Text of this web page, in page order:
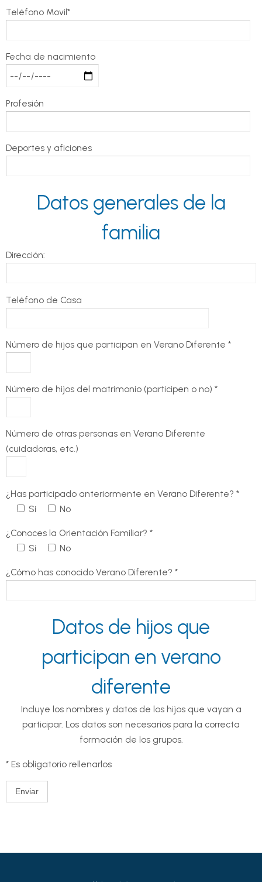
Teléfono Movil*
Fecha de nacimiento
Profesión
Deportes y aficiones
Datos generales de la
familia
Dirección:
Teléfono de Casa
Número de hijos que participan en Verano Diferente *
Número de hijos del matrimonio (participen o no) *
Número de otras personas en Verano Diferente
(cuidadoras, etc.)
¿Has participado anteriormente en Verano Diferente? *
Si
No
¿Conoces la Orientación Familiar? *
Si
No
¿Cómo has conocido Verano Diferente? *
Datos de hijos que
participan en verano
diferente
Incluye los nombres y datos de los hijos que vayan a
participar. Los datos son necesarios para la correcta
formación de los grupos.
* Es obligatorio rellenarlos